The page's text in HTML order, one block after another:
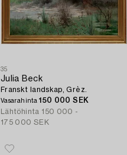
35
Julia Beck
Franskt landskap, Grèz.
Vasarahinta150 000 SEK
Lähtöhinta 150 000 -
175 000 SEK